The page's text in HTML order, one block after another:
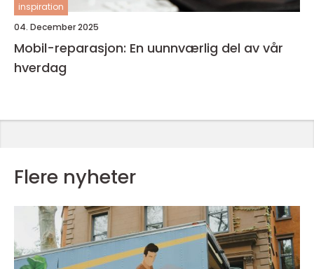
inspiration
04. December 2025
Mobil-reparasjon: En uunnværlig del av vår
hverdag
Flere nyheter